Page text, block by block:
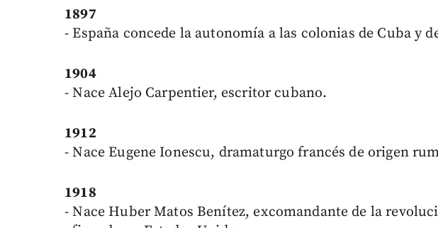
1897
- España concede la autonomía a las colonias de Cuba y
1904
- Nace Alejo Carpentier, escritor cubano.
1912
- Nace Eugene Ionescu, dramaturgo francés de origen
1918
- Nace Huber Matos Benítez, excomandante de la